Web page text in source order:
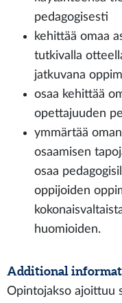
pedagogisesti
kehittää omaa
tutkivalla
jatkuvana
osaa kehittää
opettajuuden
ymmärtää
osaamisen
osaa
oppijoiden
huomioiden.
Additional
Opintojakso ajoittuu